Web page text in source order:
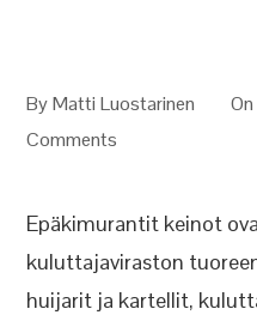
ByMatti Luostarinen
Comments
Epäkimurantit keinot
kuluttajaviraston
huijarit ja kartellit,